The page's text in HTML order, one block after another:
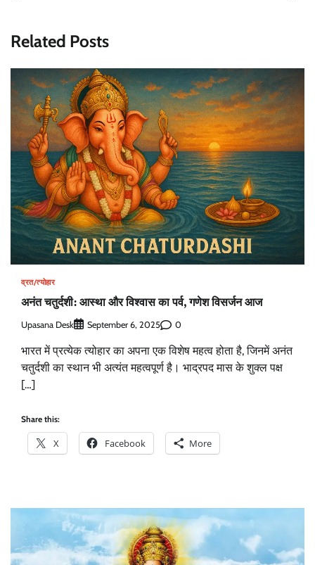
Related Posts
व्रत/त्योहार
अनंत चतुर्दशी: आस्था और विश्वास का पर्व, गणेश विसर्जन आज
Upasana Desk September 6, 2025 0
भारत में प्रत्येक त्योहार का अपना एक विशेष महत्व होता है, जिनमें अनंत
चतुर्दशी का स्थान भी अत्यंत महत्वपूर्ण है। भाद्रपद मास के शुक्ल पक्ष
[…]
Share this:
X Facebook More